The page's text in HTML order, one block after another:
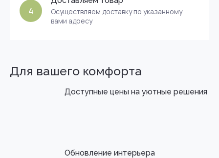
4
Осуществляем доставку по указанному
вами адресу
Для вашего комфорта
Доступные цены на уютные решения
Обновление интерьера